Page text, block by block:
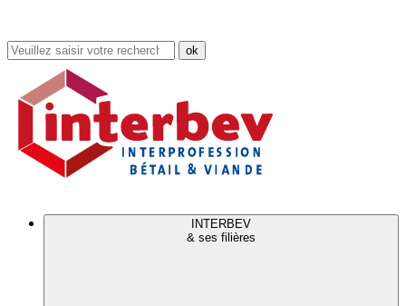
Rechercher
dans
site
INTERBEV
& ses filières